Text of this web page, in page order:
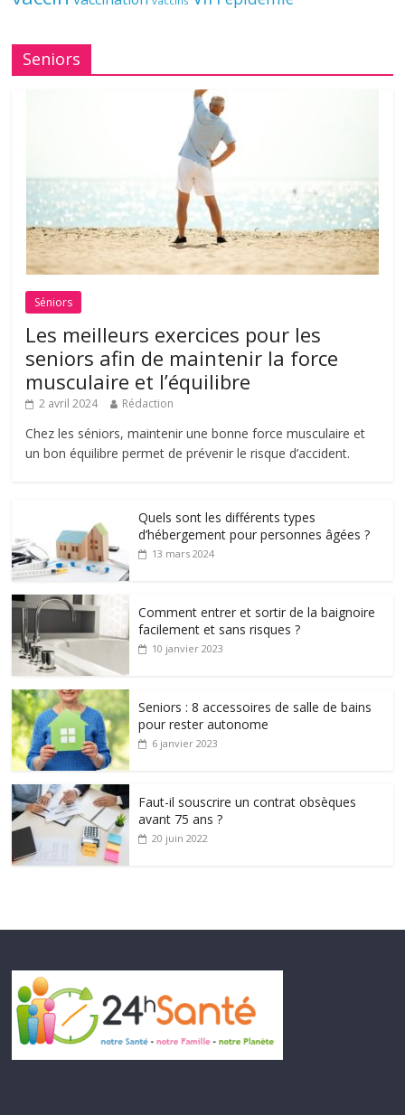
Seniors
Séniors
Les meilleurs exercices pour les
seniors afin de maintenir la force
musculaire et l’équilibre
2 avril 2024 Rédaction
Chez les séniors, maintenir une bonne force musculaire et
un bon équilibre permet de prévenir le risque d’accident.
Quels sont les différents types
d’hébergement pour personnes âgées ?
13 mars 2024
Comment entrer et sortir de la baignoire
facilement et sans risques ?
10 janvier 2023
Seniors : 8 accessoires de salle de bains
pour rester autonome
6 janvier 2023
Faut-il souscrire un contrat obsèques
avant 75 ans ?
20 juin 2022